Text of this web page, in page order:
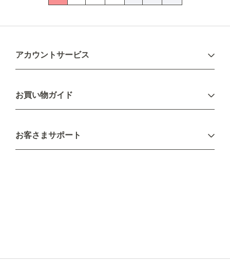
アカウントサービス
新規会員登録
お買い物ガイド
配送について
不良品・返品について
お客さまサポート